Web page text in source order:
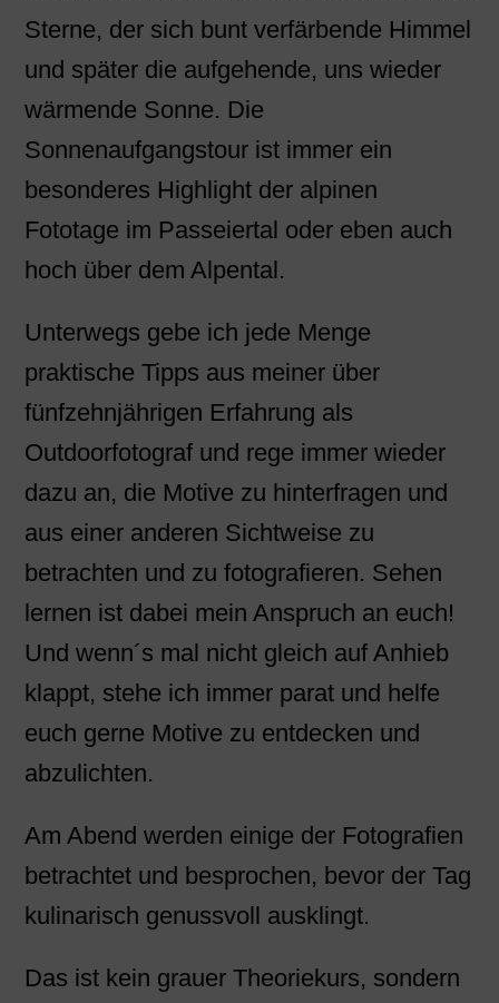
Sterne, der sich bunt verfärbende Himmel
und später die aufgehende, uns wieder
wärmende Sonne. Die
Sonnenaufgangstour ist immer ein
besonderes Highlight der alpinen
Fototage im Passeiertal oder eben auch
hoch über dem Alpental.
Unterwegs gebe ich jede Menge
praktische Tipps aus meiner über
fünfzehnjährigen Erfahrung als
Outdoorfotograf und rege immer wieder
dazu an, die Motive zu hinterfragen und
aus einer anderen Sichtweise zu
betrachten und zu fotografieren. Sehen
lernen ist dabei mein Anspruch an euch!
Und wenn´s mal nicht gleich auf Anhieb
klappt, stehe ich immer parat und helfe
euch gerne Motive zu entdecken und
abzulichten.
Am Abend werden einige der Fotografien
betrachtet und besprochen, bevor der Tag
kulinarisch genussvoll ausklingt.
Das ist kein grauer Theoriekurs, sondern